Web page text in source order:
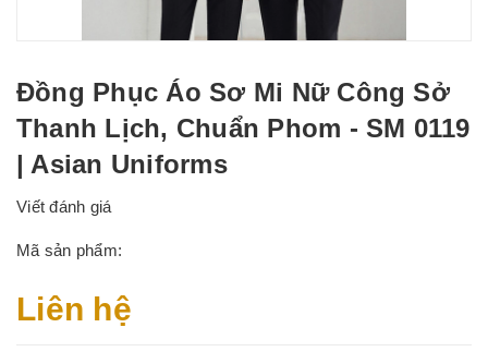
Đồng Phục Áo Sơ Mi Nữ Công Sở
Thanh Lịch, Chuẩn Phom - SM 0119
| Asian Uniforms
Viết đánh giá
Mã sản phẩm:
Liên hệ